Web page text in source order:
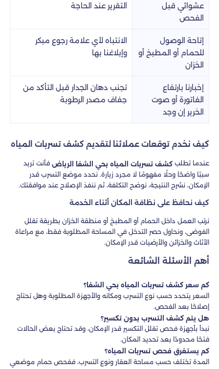
عشوائي قبل
الفحص
التقرير عند الحاجة
إتاحة الوصول
للحمام أو المطبخ أو
الخزان
الانتباه لأي علامة رجوع مبكر
وإبلاغنا بها
إخبارنا بارتفاع
الفاتورة أو صوت
الخرير إن وجد
تجنب دهان الجدار قبل التأكد من
جفاف مصدر الرطوبة
كيف نخدم توقعات عملائنا لتقديم كشف تسربات المياه
عندما تطلب كشف تسربات المياه بحي الشفا الرياض فأنت تريد
سببًا واضحًا وحلًا مفهومًا لا مجرد زيارة. نحدد موضع التسرب قدر
الإمكان، نشرح النتيجة، نوضح التكلفة، ثم ننفذ الإصلاح عند موافقتك.
كيف نحافظ على نظافة المكان أثناء الخدمة
نرتب العمل داخل الحمام أو المطبخ أو منطقة الخزان بطريقة تقلل
الفوضى، ونحاول حصر التدخل في المساحة المطلوبة فقط، مع مراعاة
الأثاث والخزائن والأرضيات قدر الإمكان.
أهم الأسئلة الشائعة
كم سعر كشف تسربات المياه بحي الشفا؟
السعر يتحدد حسب نوع التسرب ومكانه والأجهزة المطلوبة وهل تحتاج
إصلاحًا بعد الفحص.
هل يتم كشف التسرب بدون تكسير؟
نبدأ بأجهزة فحص تقلل التكسير قدر الإمكان، وقد تحتاج بعض الحالات
فتحًا محدودًا بعد تحديد المكان.
كم يستغرق فحص تسربات المياه؟
المدة تختلف حسب مساحة العقار ونوع التسرب، ففحص حمام موضعي